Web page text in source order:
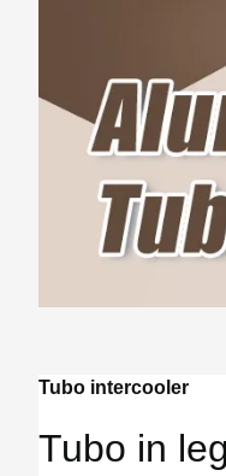
Tubo intercooler
Tubo in